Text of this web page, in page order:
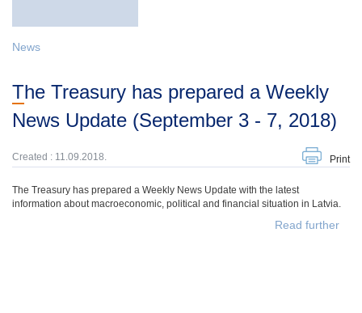
News
The Treasury has prepared a Weekly
News Update (September 3 - 7, 2018)
Created : 11.09.2018. Print
The Treasury has prepared a Weekly News Update with the latest
information about macroeconomic, political and financial situation in Latvia.
Read further